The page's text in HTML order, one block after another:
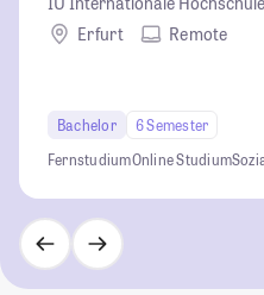
Erfurt
Remote
Bachelor
6 Semester
FernstudiumOnline Studium